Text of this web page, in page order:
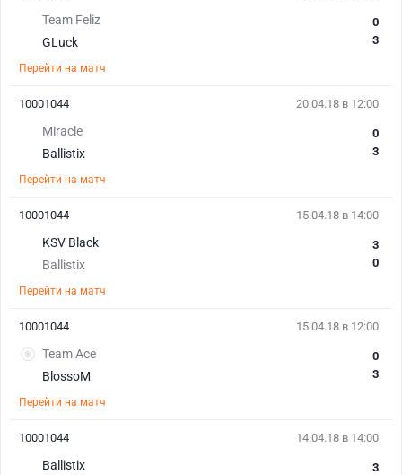
Team Feliz
GLuck
0
3
Перейти на матч
20.04.18 в 12:00
Miracle
Ballistix
0
3
Перейти на матч
10001044
15.04.18 в 14:00
KSV Black
Ballistix
3
0
Перейти на матч
10001044
15.04.18 в 12:00
Team Ace
BlossoM
0
3
Перейти на матч
10001044
14.04.18 в 14:00
Ballistix
3
10001044